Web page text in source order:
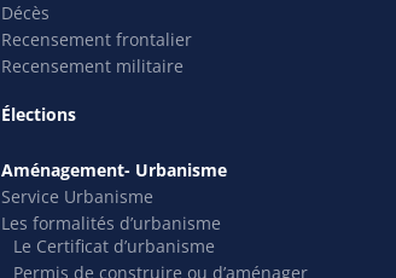
Décès
Recensement frontalier
Recensement militaire
Élections
Aménagement- Urbanisme
Service Urbanisme
Les formalités d’urbanisme
Le Certificat d’urbanisme
Permis de construire ou d’aménager